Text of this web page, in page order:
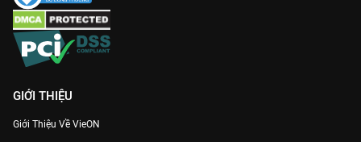
GIỚI THIỆU
Giới Thiệu Về VieON